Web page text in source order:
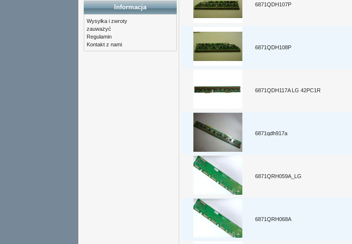
6871QDH107P
6871QDH108P
6871QDH117A LG 42PC1R
6871qdh917a
6871QRH059A_LG
6871QRH068A
Informacja
Wysyłka i zwroty
zauważyć
Regulamin
Kontakt z nami